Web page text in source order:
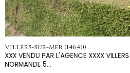
Villers-sur-Mer (14640)
XXX VENDU PAR L'AGENCE XXXX
NORMANDE 5...